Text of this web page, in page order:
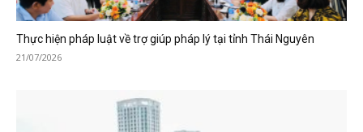
Thực hiện pháp luật về trợ giúp pháp lý tại tỉnh Thái Nguyên
21/07/2026